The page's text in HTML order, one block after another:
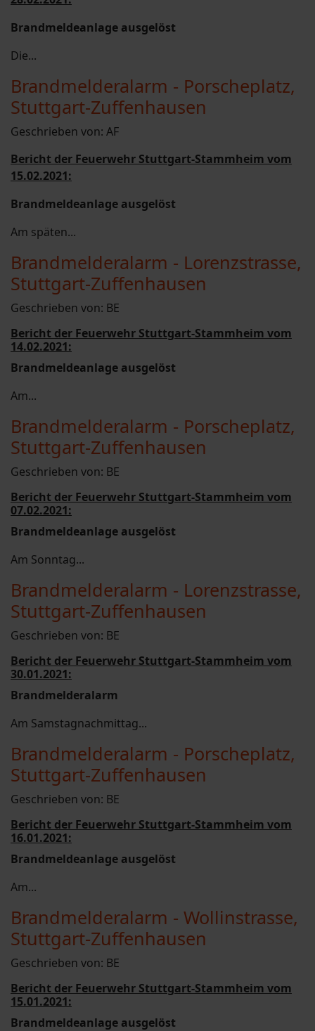
Brandmeldeanlage ausgelöst
Die...
Brandmelderalarm - Porscheplatz,
Stuttgart-Zuffenhausen
Geschrieben von: AF
Bericht der Feuerwehr Stuttgart-Stammheim vom
15.02.2021:
Brandmeldeanlage ausgelöst
Am späten...
Brandmelderalarm - Lorenzstrasse,
Stuttgart-Zuffenhausen
Geschrieben von: BE
Bericht der Feuerwehr Stuttgart-Stammheim vom
14.02.2021:
Brandmeldeanlage ausgelöst
Am...
Brandmelderalarm - Porscheplatz,
Stuttgart-Zuffenhausen
Geschrieben von: BE
Bericht der Feuerwehr Stuttgart-Stammheim vom
07.02.2021:
Brandmeldeanlage ausgelöst
Am Sonntag...
Brandmelderalarm - Lorenzstrasse,
Stuttgart-Zuffenhausen
Geschrieben von: BE
Bericht der Feuerwehr Stuttgart-Stammheim vom
30.01.2021:
Brandmelderalarm
Am Samstagnachmittag...
Brandmelderalarm - Porscheplatz,
Stuttgart-Zuffenhausen
Geschrieben von: BE
Bericht der Feuerwehr Stuttgart-Stammheim vom
16.01.2021:
Brandmeldeanlage ausgelöst
Am...
Brandmelderalarm - Wollinstrasse,
Stuttgart-Zuffenhausen
Geschrieben von: BE
Bericht der Feuerwehr Stuttgart-Stammheim vom
15.01.2021:
Brandmeldeanlage ausgelöst